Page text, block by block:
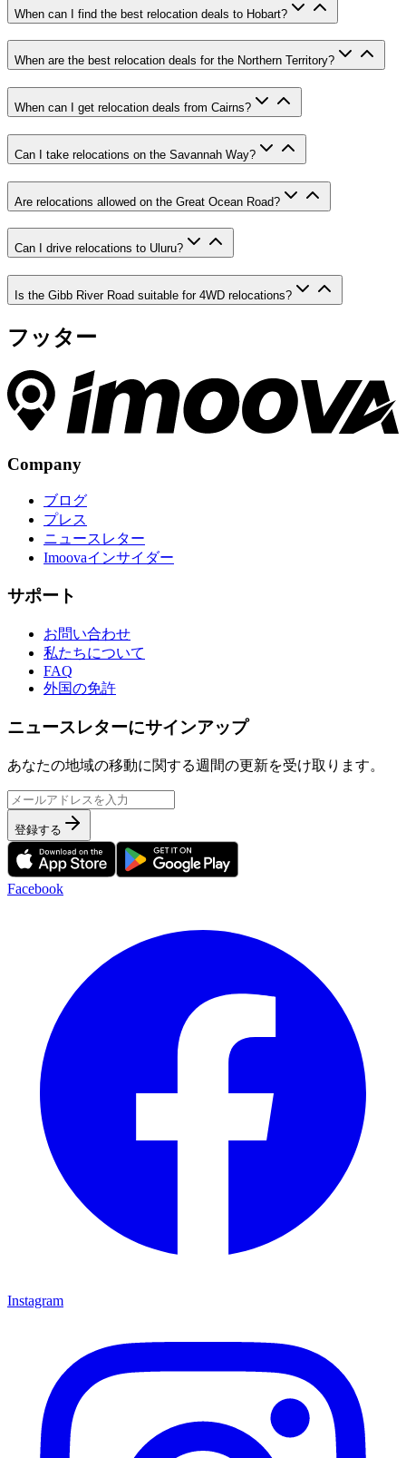
When can I find the best relocation deals to Hobart?
When are the best relocation deals for the Northern Territory?
When can I get relocation deals from Cairns?
Can I take relocations on the Savannah Way?
Are relocations allowed on the Great Ocean Road?
Can I drive relocations to Uluru?
Is the Gibb River Road suitable for 4WD relocations?
フッター
Company
ブログ
プレス
ニュースレター
Imoovaインサイダー
サポート
お問い合わせ
私たちについて
FAQ
外国の免許
ニュースレターにサインアップ
あなたの地域の移動に関する週間の更新を受け取ります。
登録する
Facebook
Instagram